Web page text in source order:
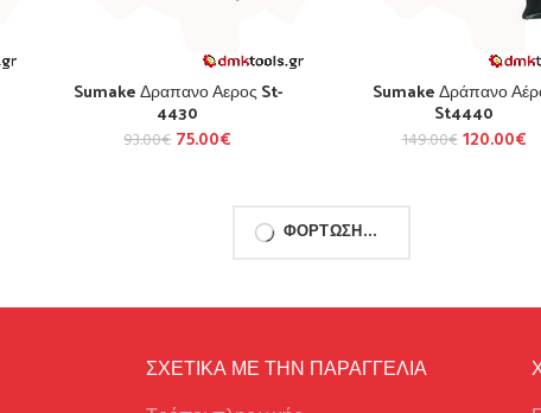
Sumake Δραπανο Αερος St-
4430
93.00€ 75.00€
Sumake Δράπανο
St4440
149.00€ 120.00€
ΦΌΡΤΩΣΗ...
ΣΧΕΤΙΚΑ ΜΕ ΤΗΝ ΠΑΡΑΓΓΕΛΙΑ